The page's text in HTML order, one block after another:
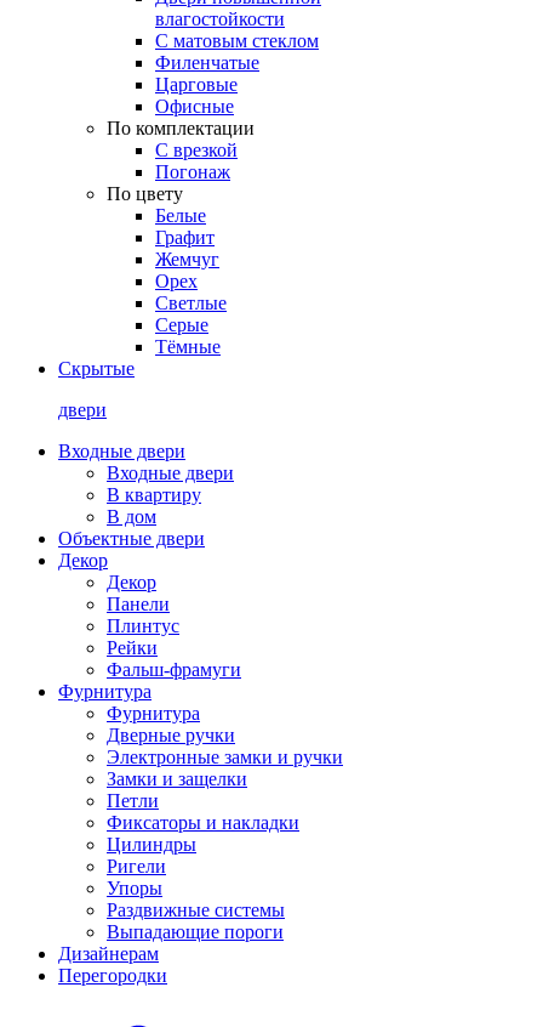
влагостойкости
С матовым стеклом
Филенчатые
Царговые
Офисные
По комплектации
С врезкой
Погонаж
По цвету
Белые
Графит
Жемчуг
Орех
Светлые
Серые
Тёмные
Скрытые
двери
Входные двери
Входные двери
В квартиру
В дом
Объектные двери
Декор
Декор
Панели
Плинтус
Рейки
Фальш-фрамуги
Фурнитура
Фурнитура
Дверные ручки
Электронные замки и ручки
Замки и защелки
Петли
Фиксаторы и накладки
Цилиндры
Ригели
Упоры
Раздвижные системы
Выпадающие пороги
Дизайнерам
Перегородки